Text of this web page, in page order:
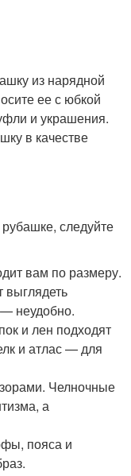
из нарядной
ее с юбкой
и украшения.
в качестве
следуйте
вам по размеру.
неудобно.
и лен подходят
и атлас — для
Челночные
а
пояса и